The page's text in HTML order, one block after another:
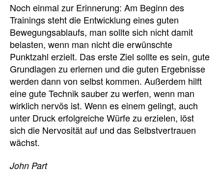
Noch einmal zur Erinnerung: Am Beginn des
Trainings steht die Entwicklung eines guten
Bewegungsablaufs, man sollte sich nicht damit
belasten, wenn man nicht die erwünschte
Punktzahl erzielt. Das erste Ziel sollte es sein, gute
Grundlagen zu erlernen und die guten Ergebnisse
werden dann von selbst kommen. Außerdem hilft
eine gute Technik sauber zu werfen, wenn man
wirklich nervös ist. Wenn es einem gelingt, auch
unter Druck erfolgreiche Würfe zu erzielen, löst
sich die Nervosität auf und das Selbstvertrauen
wächst.
John Part